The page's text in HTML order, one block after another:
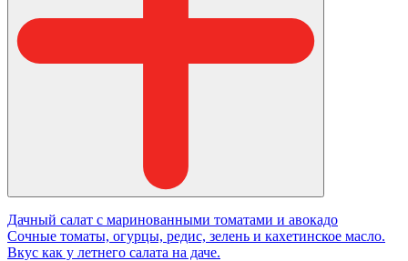
Дачный салат с маринованными томатами и авокадо
Сочные томаты, огурцы, редис, зелень и кахетинское масло.
Вкус как у летнего салата на даче.